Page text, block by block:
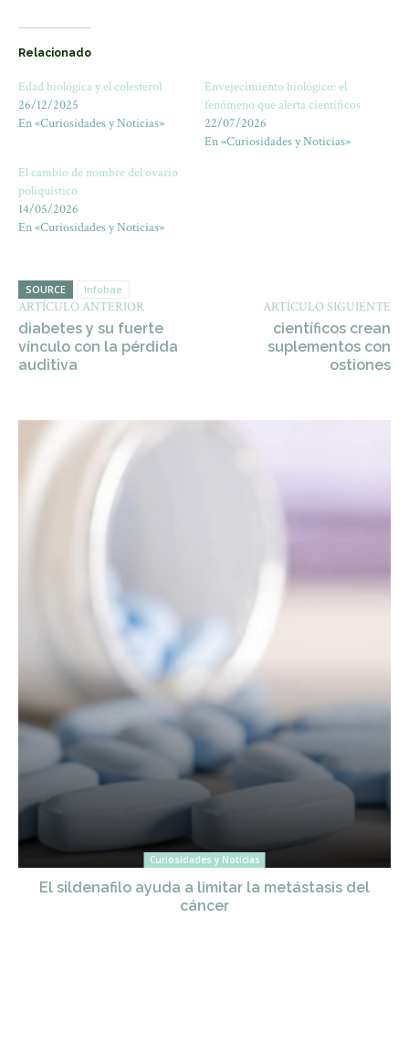
Relacionado
Edad biológica y el colesterol
26/12/2025
En «Curiosidades y Noticias»
Envejecimiento biológico: el
fenómeno que alerta científicos
22/07/2026
En «Curiosidades y Noticias»
El cambio de nombre del ovario
poliquístico
14/05/2026
En «Curiosidades y Noticias»
SOURCE Infobae
ARTÍCULO ANTERIOR
diabetes y su fuerte
vínculo con la pérdida
auditiva
ARTÍCULO SIGUIENTE
científicos crean
suplementos con
ostiones
Curiosidades y Noticias
El sildenafilo ayuda a limitar la metástasis del
cáncer